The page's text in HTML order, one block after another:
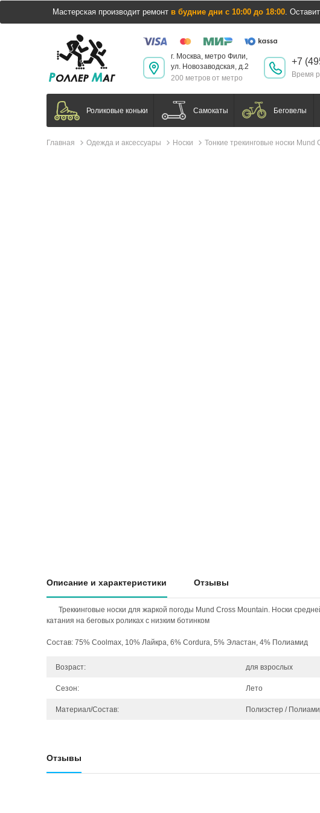
Мастерская производит ремонт в будние дни с 10:00 до 18:00.
г. Москва, метро Фили,
ул. Новозаводская, д.2
200 метров от метро
+7
Время
Роликовые коньки Самокаты Беговелы
Главная Одежда и аксессуары Носки Тонкие трекинговые носки Mund
Описание и характеристики Отзывы
Треккинговые носки для жаркой погоды Mund Cross Mountain. Носки
катания на беговых роликах с низким ботинком
Состав: 75% Coolmax, 10% Лайкра, 6% Cordura, 5% Эластан, 4% Полиамид
Возраст: для взрослых
Сезон: Лето
Материал/Состав: Полиэстер /
Отзывы